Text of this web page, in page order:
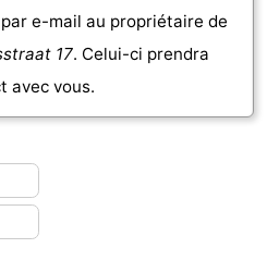
e-mail au propriétaire de
17. Celui-ci prendra
avec vous.